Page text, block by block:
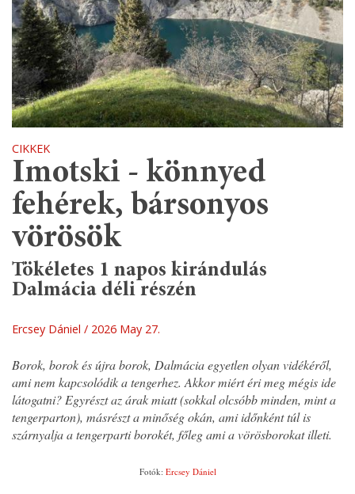
CIKKEK
Imotski - könnyed
fehérek, bársonyos
vörösök
Tökéletes 1 napos kirándulás
Dalmácia déli részén
Ercsey Dániel 2026 May 27.
Borok, borok és újra borok, Dalmácia egyetlen olyan vidékéről,
ami nem kapcsolódik a tengerhez. Akkor miért éri meg mégis ide
látogatni? Egyrészt az árak miatt (sokkal olcsóbb minden, mint a
tengerparton), másrészt a minőség okán, ami időnként túl is
szárnyalja a tengerparti borokét, főleg ami a vörösborokat illeti.
Fotók: Ercsey Dániel